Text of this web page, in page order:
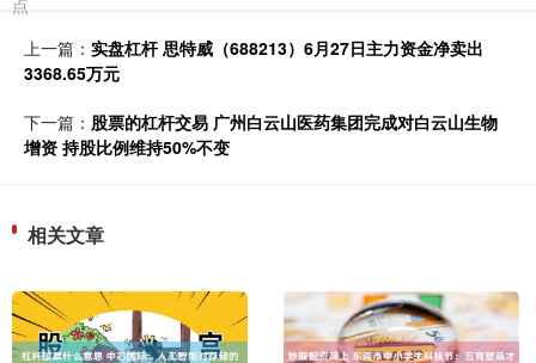
点
上一篇： 实盘杠杆 思特威（688213）6月27日主力资金净卖出
3368.65万元
下一篇： 股票的杠杆交易 广州白云山医药集团完成对白云山生物
增资 持股比例维持50%不变
相关文章